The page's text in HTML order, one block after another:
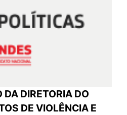
DA DIRETORIA DO
DE VIOLÊNCIA E